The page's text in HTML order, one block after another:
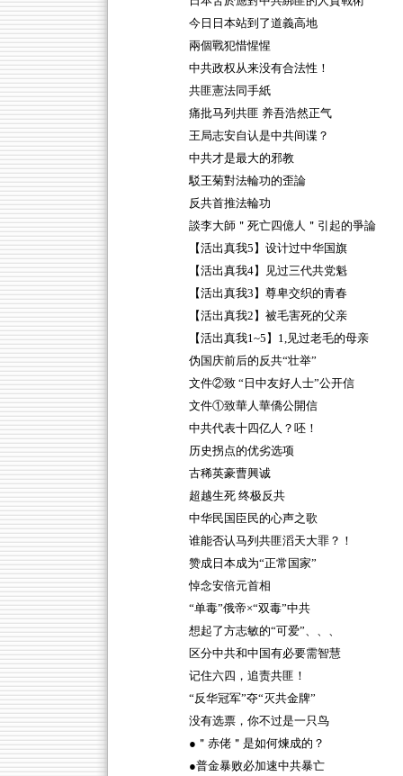
今日日本站到了道義高地
兩個戰犯惜惺惺
中共政权从来没有合法性！
共匪憲法同手紙
痛批马列共匪 养吾浩然正气
王局志安自认是中共间谍？
中共才是最大的邪教
駁王菊對法輪功的歪論
反共首推法輪功
談李大師＂死亡四億人＂引起的爭論
【活出真我5】设计过中华国旗
【活出真我4】见过三代共党魁
【活出真我3】尊卑交织的青春
【活出真我2】被毛害死的父亲
【活出真我1~5】1,见过老毛的母亲
伪国庆前后的反共“壮举”
文件②致 “日中友好人士”公开信
文件①致華人華僑公開信
中共代表十四亿人？呸！
历史拐点的优劣选项
古稀英豪曹興诚
超越生死 终极反共
中华民国臣民的心声之歌
谁能否认马列共匪滔天大罪？！
赞成日本成为“正常国家”
悼念安倍元首相
“单毒”俄帝×“双毒”中共
想起了方志敏的“可爱”、、、
区分中共和中国有必要需智慧
记住六四，追责共匪！
“反华冠军”夺“灭共金牌”
没有选票，你不过是一只鸟
●＂赤佬＂是如何煉成的？
●普金暴败必加速中共暴亡